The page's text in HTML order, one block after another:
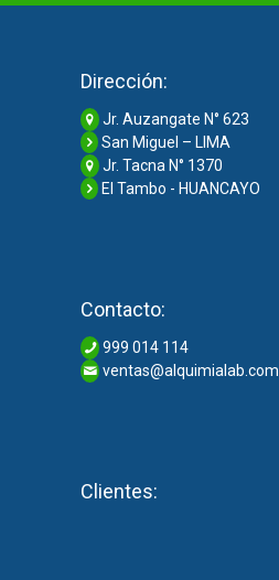
Dirección:
Jr. Auzangate N° 623
San Miguel – LIMA
Jr. Tacna N° 1370
El Tambo - HUANCAYO
Contacto:
999 014 114
ventas@alquimialab.com
Clientes: